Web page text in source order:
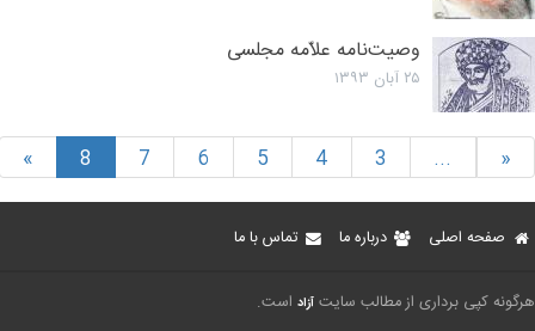
وصیت‌نامه علاّمه مجلسى
۲۵ آبان ۱۳۹۳
«
...
3
4
5
6
7
8
»
صفحه اصلی درباره ما تماس با ما
هرگونه کپی برداری از مطالب سایت آزاد است.